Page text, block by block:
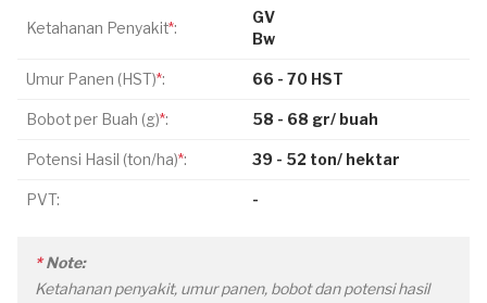
Ketahanan Penyakit*:
GV
Bw
Umur Panen (HST)*: 66 - 70 HST
Bobot per Buah (g)*: 58 - 68 gr/ buah
Potensi Hasil (ton/ha)*: 39 - 52 ton/ hektar
PVT: -
*Note:
Ketahanan penyakit, umur panen, bobot dan potensi hasil